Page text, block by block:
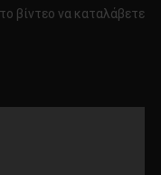
βίντεο να καταλάβετε